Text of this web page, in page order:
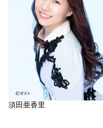
須田亜香里